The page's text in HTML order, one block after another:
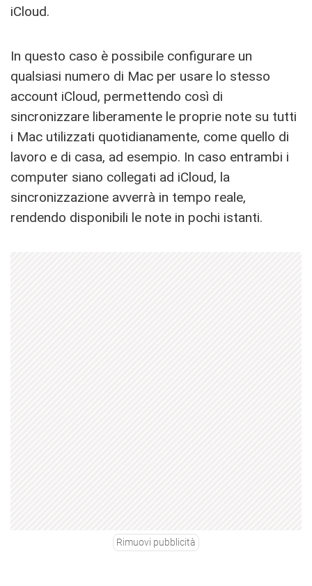
iCloud.
In questo caso è possibile configurare un
qualsiasi numero di Mac per usare lo stesso
account iCloud, permettendo così di
sincronizzare liberamente le proprie note su tutti
i Mac utilizzati quotidianamente, come quello di
lavoro e di casa, ad esempio. In caso entrambi i
computer siano collegati ad iCloud, la
sincronizzazione avverrà in tempo reale,
rendendo disponibili le note in pochi istanti.
Rimuovi pubblicità